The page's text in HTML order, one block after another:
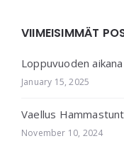
VIIMEISIMMÄT
Loppuvuoden
January 15, 2025
Vaellus
November 10, 2024